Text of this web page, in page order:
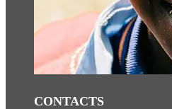
CONTACTS